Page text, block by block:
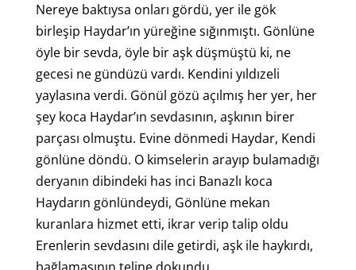
Nereye baktıysa onları gördü, yer ile gök
birleşip Haydar’ın yüreğine sığınmıştı. Gönlüne
öyle bir sevda, öyle bir aşk düşmüştü ki, ne
gecesi ne gündüzü vardı. Kendini yıldızeli
yaylasına verdi. Gönül gözü açılmış her yer, her
şey koca Haydar’ın sevdasının, aşkının birer
parçası olmuştu. Evine dönmedi Haydar, Kendi
gönlüne döndü. O kimselerin arayıp bulamadığı
deryanın dibindeki has inci Banazlı koca
Haydarın gönlündeydi, Gönlüne mekan
kuranlara hizmet etti, ikrar verip talip oldu
Erenlerin sevdasını dile getirdi, aşk ile haykırdı,